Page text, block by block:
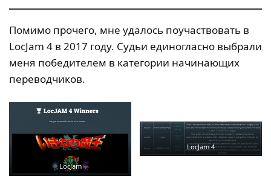
Помимо прочего, мне удалось поучаствовать в
LocJam 4 в 2017 году. Судьи единогласно выбрали
меня победителем в категории начинающих
переводчиков.
LocJam
LocJam 4